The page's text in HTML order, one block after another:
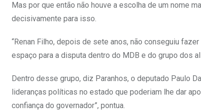
Mas por que então não houve a escolha de um nome
decisivamente para isso.
“Renan Filho, depois de sete anos, não conseguiu
espaço para a disputa dentro do MDB e do grupo dos
Dentro desse grupo, diz Paranhos, o deputado Paulo
lideranças políticas no estado que poderiam lhe dar
confiança do governador”, pontua.